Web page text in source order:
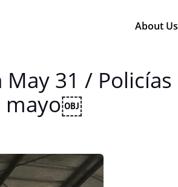
About Us
31 / Policías
mayo￼